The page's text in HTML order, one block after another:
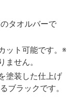
タオルバーで
ット可能です。※
ません。
塗装した仕上げ
ブラックです。